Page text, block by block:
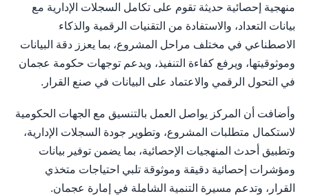
منهجية إحصائية حديثة تقوم على تكامل السجلات الإدارية مع
بيانات التعداد، والاستفادة من التقنيات الرقمية والذكاء
الاصطناعي في مختلف مراحل المشروع، بما يعزز دقة البيانات
وموثوقيتها، ويرفع كفاءة التنفيذ، ويدعم توجهات حكومة عجمان
في التحول الرقمي والاعتماد على البيانات في صنع القرار.
وأضافت أن المركز يواصل العمل بالتنسيق مع الجهات الحكومية
لاستكمال متطلبات المشروع، وتطوير جودة السجلات الإدارية،
وتطبيق أحدث المنهجيات الإحصائية، بما يضمن توفير بيانات
ومؤشرات إحصائية دقيقة وموثوقة تلبي احتياجات متخذي
القرار، وتدعم مسيرة التنمية الشاملة في إمارة عجمان.